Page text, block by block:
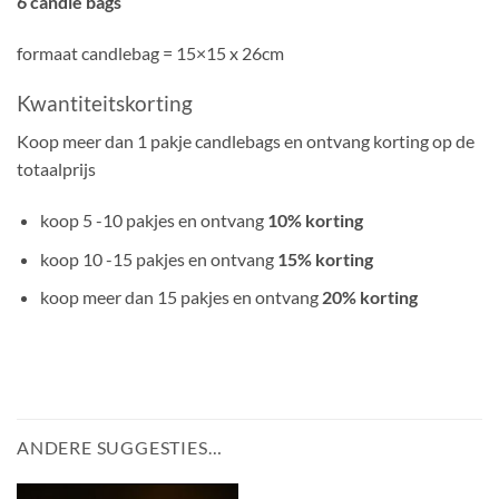
formaat candlebag = 15×15 x 26cm
Kwantiteitskorting
Koop meer dan 1 pakje candlebags en ontvang korting op de
totaalprijs
koop 5 -10 pakjes en ontvang 10% korting
koop 10 -15 pakjes en ontvang 15% korting
koop meer dan 15 pakjes en ontvang 20% korting
ANDERE SUGGESTIES…